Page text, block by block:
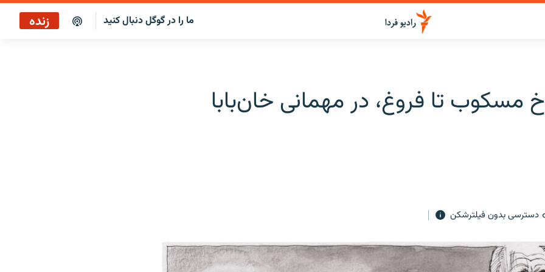
ما را در گوگل دنبال کنید زنده
مسکوب تا فروغ، در مهمانی خان‌بابا
دسترسی بدون فیلترشکن